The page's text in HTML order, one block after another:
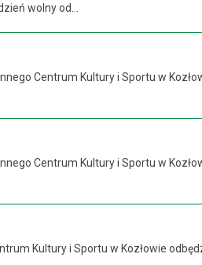
wolny od...
Centrum Kultury i Sportu w
Centrum Kultury i Sportu w
Kultury i Sportu w Kozłowie